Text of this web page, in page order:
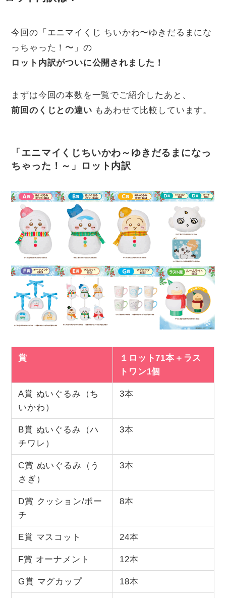
今回の「エニマイくじ ちいかわ〜ゆきだるまにな
っちゃった！〜」の
ロット内訳がついに公開されました！
まずは今回の本数を一覧でご紹介したあと、
前回のくじとの違い もあわせて比較しています。
「エニマイくじちいかわ～ゆきだるまになっ
ちゃった！～」ロット内訳
賞
１ロット71本＋ラス
トワン1個
A賞 ぬいぐるみ（ち
いかわ）
3本
B賞 ぬいぐるみ（ハ
チワレ）
3本
C賞 ぬいぐるみ（う
さぎ）
3本
D賞 クッション/ポー
チ
8本
E賞 マスコット 24本
F賞 オーナメント 12本
G賞 マグカップ 18本